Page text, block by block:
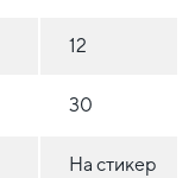
12
30
На стикер